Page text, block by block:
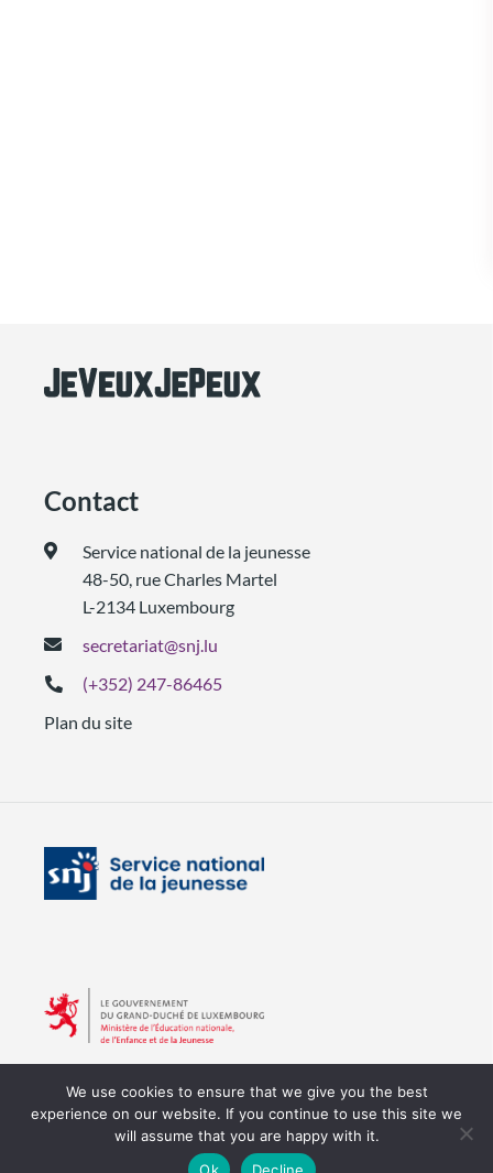
Contact
Service national de la jeunesse
48-50, rue Charles Martel
L-2134 Luxembourg
secretariat@snj.lu
(+352) 247-86465
Plan du site
Copyright © 2026 SNJ Tous droits réservés
We use cookies to ensure that we give you the best
experience on our website. If you continue to use this site we
will assume that you are happy with it.
Ok
Decline